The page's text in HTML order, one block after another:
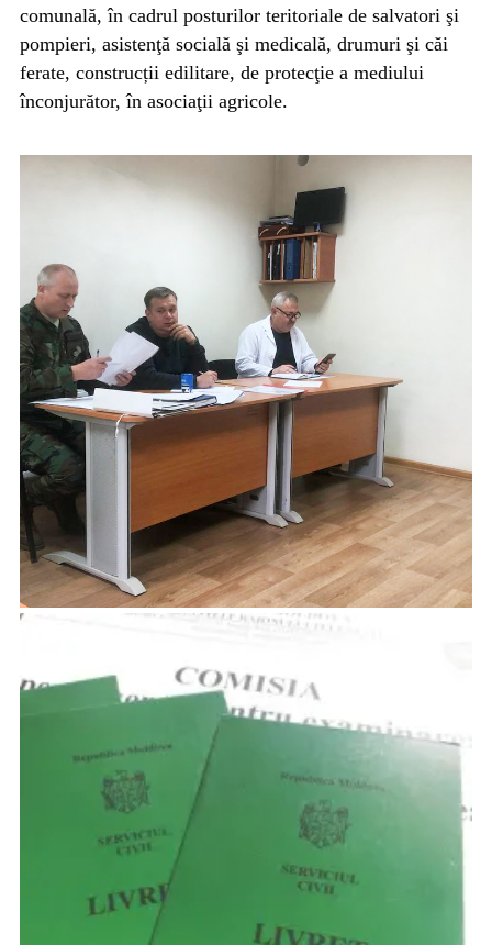
comunală, în cadrul posturilor teritoriale de salvatori şi
pompieri, asistenţă socială şi medicală, drumuri şi căi
ferate, construcții edilitare, de protecţie a mediului
înconjurător, în asociaţii agricole.